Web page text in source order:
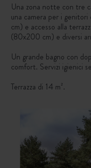
Una zona notte con tre
una camera per i
cm) e accesso alla
(80x200 cm) e diversi
Un grande bagno con
comfort. Servizi igienici
Terrazza di 14 m².